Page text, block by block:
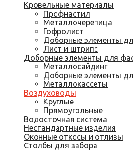
Кровельные материалы
Профнастил
Металлочерепица
Гофролист
Доборные элементы
Лист и штрипс
Доборные элементы для
Металлосайдинг
Доборные элементы
Металлокассеты
Воздуховоды
Круглые
Прямоугольные
Водосточная система
Нестандартные изделия
Оконные откосы и отливы
Столбы для забора